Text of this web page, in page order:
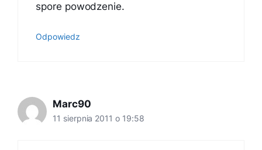
spore powodzenie.
Odpowiedz
Marc90
11 sierpnia 2011 o 19:58